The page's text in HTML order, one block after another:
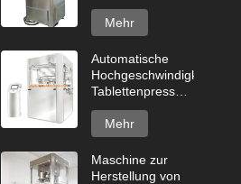
Mehr
Automatische
Hochgeschwindigkeits-
Tablettenpresse
GZPK720-Serie
Mehr
Maschine zur
Herstellung von